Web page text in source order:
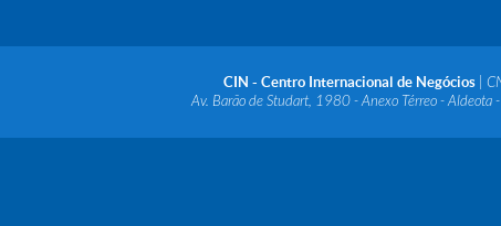
CIN - Centro Internacional de Negócios
|
Av. Barão de Studart, 1980 - Anexo Térreo -